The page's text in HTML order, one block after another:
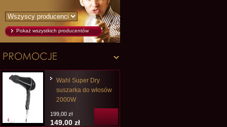
Pokaż wszystkich producentów
Wahl Super Dry
suszarka do włosów
2000W
199,00 zł
149,00 zł